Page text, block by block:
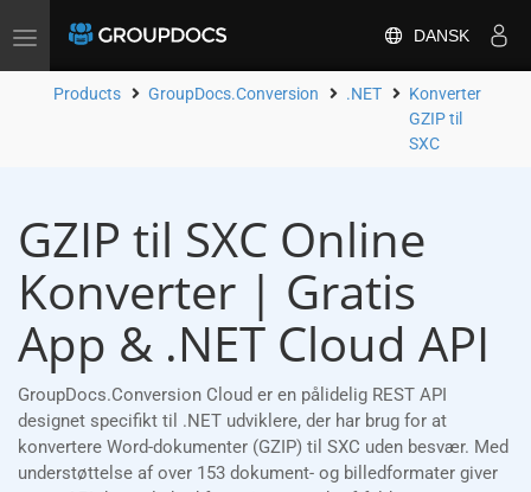
Toggle
DANSK
Products GroupDocs.Conversion .NET
Konverter
GZIP til
SXC
GZIP til SXC Online
Konverter | Gratis
App & .NET Cloud API
GroupDocs.Conversion Cloud er en pålidelig REST API
designet specifikt til .NET udviklere, der har brug for at
konvertere Word-dokumenter (GZIP) til SXC uden besvær. Med
understøttelse af over 153 dokument- og billedformater giver